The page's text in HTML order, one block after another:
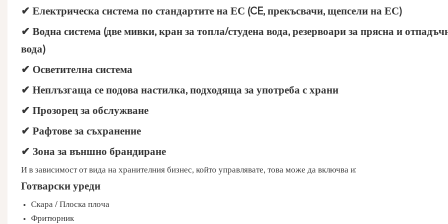
✔ Електрическа система по стандартите на ЕС (CE, прекъсвачи, щепсели на ЕС)
✔ Водна система (две мивки, кран за топла/студена вода, резервоари за прясна и
вода)
✔ Осветителна система
✔ Неплъзгаща се подова настилка, подходяща за употреба с храни
✔ Прозорец за обслужване
✔ Рафтове за съхранение
✔ Зона за външно брандиране
И в зависимост от вида на хранителния бизнес, който управлявате, това може да включва и:
Готварски уреди
Скара / Плоска плоча
Фритюрник